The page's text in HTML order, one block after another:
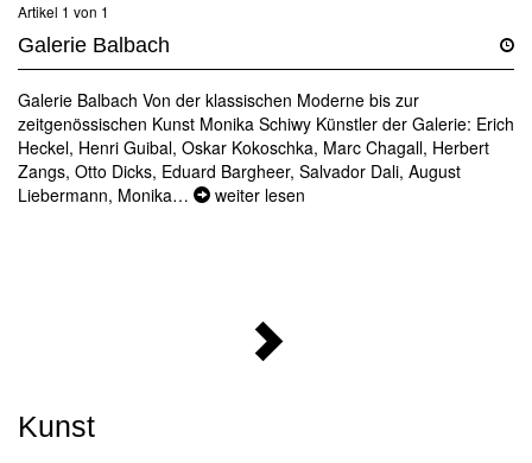
Artikel 1 von 1
Galerie Balbach
Galerie Balbach Von der klassischen Moderne bis zur
zeitgenössischen Kunst Monika Schiwy Künstler der Galerie: Erich
Heckel, Henri Guibal, Oskar Kokoschka, Marc Chagall, Herbert
Zangs, Otto Dicks, Eduard Bargheer, Salvador Dali, August
Liebermann, Monika…
weiter lesen
Kunst